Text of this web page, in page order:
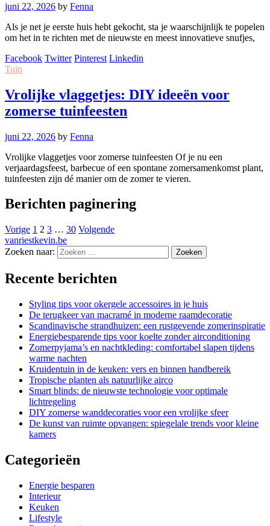
juni 22, 2026 by Fenna
Als je net je eerste huis hebt gekocht, sta je waarschijnlijk te popelen
om het in te richten met de nieuwste en meest innovatieve snufjes,
Facebook Twitter Pinterest Linkedin
Tuin
Vrolijke vlaggetjes: DIY ideeën voor
zomerse tuinfeesten
juni 22, 2026 by Fenna
Vrolijke vlaggetjes voor zomerse tuinfeesten Of je nu een
verjaardagsfeest, barbecue of een spontane zomersamenkomst plant,
tuinfeesten zijn dé manier om de zomer te vieren.
Berichten paginering
Vorige 1 2 3 … 30 Volgende
vanriestkevin.be
Zoeken naar:
Recente berichten
Styling tips voor okergele accessoires in je huis
De terugkeer van macramé in moderne raamdecoratie
Scandinavische strandhuizen: een rustgevende zomerinspiratie
Energiebesparende tips voor koelte zonder airconditioning
Zomerpyjama’s en nachtkleding: comfortabel slapen tijdens
warme nachten
Kruidentuin in de keuken: vers en binnen handbereik
Tropische planten als natuurlijke airco
Smart blinds: de nieuwste technologie voor optimale
lichtregeling
DIY zomerse wanddecoraties voor een vrolijke sfeer
De kunst van ruimte opvangen: spiegelale trends voor kleine
kamers
Categorieën
Energie besparen
Interieur
Keuken
Lifestyle